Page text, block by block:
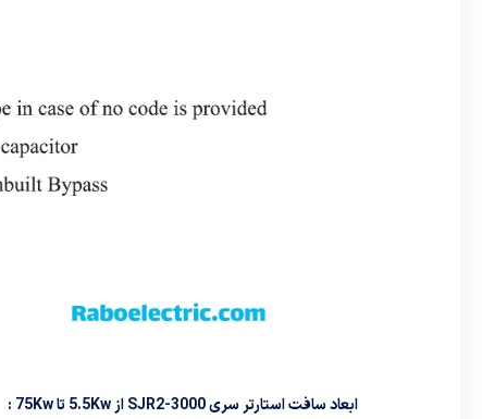
ابعاد سافت استارتر سری SJR2-3000 از 5.5Kw تا 75Kw :